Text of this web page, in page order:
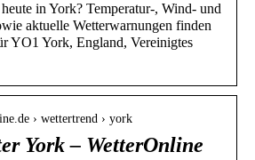
in York? Temperatur-, Wind- und
aktuelle Wetterwarnungen finden
YO1 York, England, Vereinigtes
› wettertrend › york
York – WetterOnline